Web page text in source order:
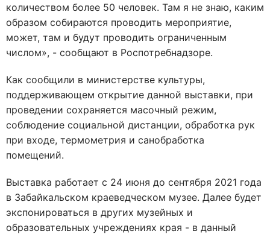
количеством более 50 человек. Там я не знаю, каким
образом собираются проводить мероприятие,
может, там и будут проводить ограниченным
числом», - сообщают в Роспотребнадзоре.
Как сообщили в министерстве культуры,
поддерживающем открытие данной выставки, при
проведении сохраняется масочный режим,
соблюдение социальной дистанции, обработка рук
при входе, термометрия и санобработка
помещений.
Выставка работает с 24 июня до сентября 2021 года
в Забайкальском краеведческом музее. Далее будет
экспонироваться в других музейных и
образовательных учреждениях края - в данный